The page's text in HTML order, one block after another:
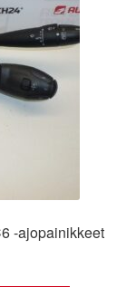
-ajopainikkeet